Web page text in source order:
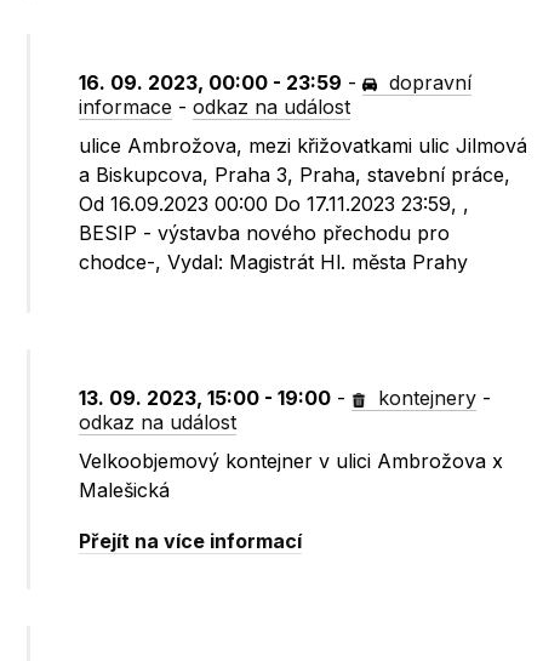
16. 09. 2023, 00:00 - 23:59 -
dopravní
informace -odkaz na událost
ulice Ambrožova, mezi křižovatkami ulic Jilmová
a Biskupcova, Praha 3, Praha, stavební práce,
Od 16.09.2023 00:00 Do 17.11.2023 23:59, ,
BESIP - výstavba nového přechodu pro
chodce-, Vydal: Magistrát Hl. města Prahy
13. 09. 2023, 15:00 - 19:00 - kontejnery -
odkaz na událost
Velkoobjemový kontejner v ulici Ambrožova x
Malešická
Přejít na více informací